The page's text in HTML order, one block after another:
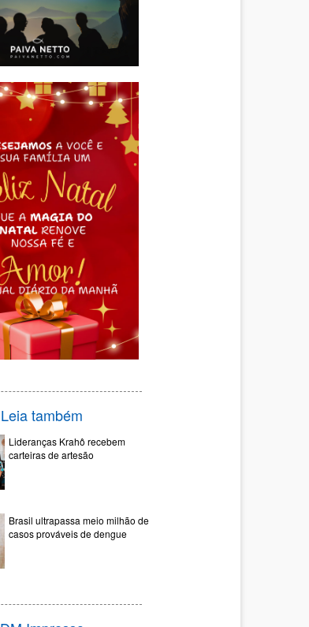
Leia também
Lideranças Krahô recebem
carteiras de artesão
Brasil ultrapassa meio milhão de
casos prováveis de dengue